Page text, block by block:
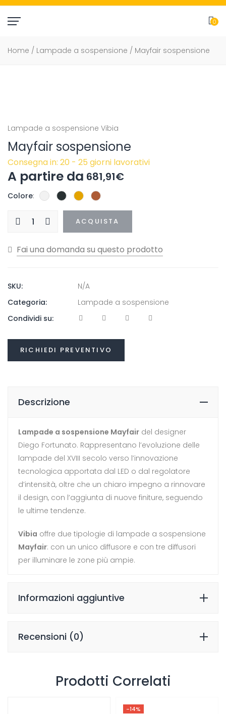
0
Home / Lampade a sospensione / Mayfair sospensione
Lampade a sospensione Vibia
Mayfair sospensione
Consegna in: 20 - 25 giorni lavorativi
681,91€
Colore
ACQUISTA
SKU:
N/A
Categoria:
Lampade a sospensione
Condividi su:
RICHIEDI PREVENTIVO
Descrizione
Lampade a sospensione Mayfair del designer
Diego Fortunato. Rappresentano l’evoluzione delle
lampade del XVIII secolo verso l’innovazione
tecnologica apportata dal LED o dal regolatore
d’intensità, oltre che un chiaro impegno a rinnovare
il design, con l’aggiunta di nuove finiture, seguendo
le ultime tendenze.
Vibia offre due tipologie di lampade a sospensione
Mayfair: con un unico diffusore e con tre diffusori
per illuminare le zone più ampie.
Informazioni aggiuntive
Recensioni (0)
Prodotti Correlati
-14%